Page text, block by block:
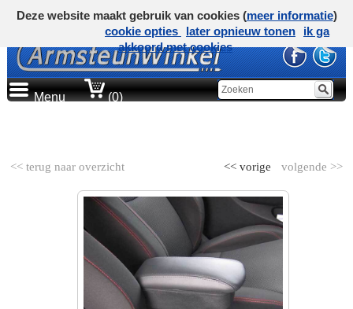
Menu (0)
<< terug naar overzicht volgende >>
<< vorige
Deze website maakt gebruik van cookies (meer informatie)
cookie opties
later opnieuw tonen
ik ga
akkoord met cookies